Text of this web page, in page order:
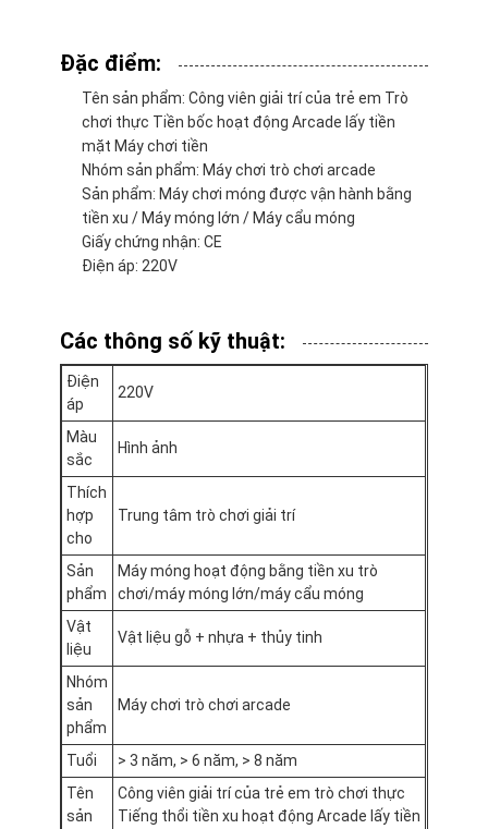
Nhà
Sản phẩm
Chuyến tham quan nhà máy
Kiểm soát chất lượng
Liên hệ với chúng tôi
Tin tức
Yêu cầu Đặt giá
Máy móng đồ chơi
Máy làm kẹo bông
máy chơi game đập búa
Máy chơi bóng rổ arcade
Đặc điểm:
Tên sản phẩm: Công viên giải trí của trẻ em Trò
chơi thực Tiền bốc hoạt động Arcade lấy tiền
mặt Máy chơi tiền
Nhóm sản phẩm: Máy chơi trò chơi arcade
Sản phẩm: Máy chơi móng được vận hành bằng
tiền xu / Máy móng lớn / Máy cẩu móng
Giấy chứng nhận: CE
Điện áp: 220V
Các thông số kỹ thuật:
Điện
áp
220V
Màu
sắc
Hình ảnh
Thích
hợp
cho
Trung tâm trò chơi giải trí
Sản
phẩm
Máy móng hoạt động bằng tiền xu trò
chơi/máy móng lớn/máy cẩu móng
Vật
liệu
Vật liệu gỗ + nhựa + thủy tinh
Nhóm
sản
phẩm
Máy chơi trò chơi arcade
Tuổi
> 3 năm, > 6 năm, > 8 năm
Tên
sản
Công viên giải trí của trẻ em trò chơi thực
Tiếng thổi tiền xu hoạt động Arcade lấy tiền